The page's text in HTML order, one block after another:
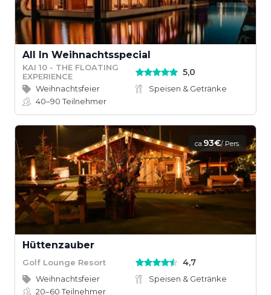
All In Weihnachtsspecial
KAI 10 - THE FLOATING
EXPERIENCE
5,0
Weihnachtsfeier
Speisen & Getränke
40–90Teilnehmer
ca.93€/ Pers.
Hüttenzauber
Golf Lounge Resort 4,7
Weihnachtsfeier
Speisen & Getränke
20–60Teilnehmer